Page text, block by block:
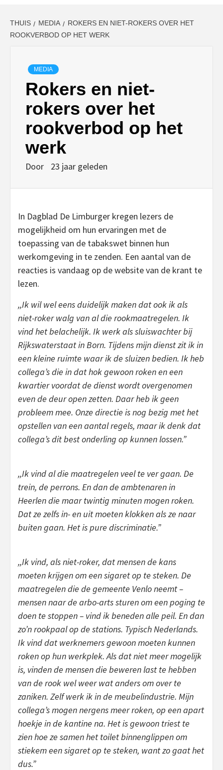
THUIS MEDIA
ROKERS EN NIET-ROKERS OVER HET
ROOKVERBOD OP HET WERK
MEDIA
Rokers en niet-
rokers over het
rookverbod op het
werk
Door 23 jaar geleden
In Dagblad De Limburger kregen lezers de
mogelijkheid om hun ervaringen met de
toepassing van de tabakswet binnen hun
werkomgeving in te zenden. Een aantal van de
reacties is vandaag op de website van de krant te
lezen.
,,Ik wil wel eens duidelijk maken dat ook ik als
niet-roker walg van al die rookmaatregelen. Ik
vind het belachelijk. Ik werk als sluiswachter bij
Rijkswaterstaat in Born. Tijdens mijn dienst zit ik in
een kleine ruimte waar ik de sluizen bedien. Ik heb
collega’s die in dat hok gewoon roken en een
kwartier voordat de dienst wordt overgenomen
even de deur open zetten. Daar heb ik geen
probleem mee. Onze directie is nog bezig met het
opstellen van een aantal regels, maar ik denk dat
collega’s dit best onderling op kunnen lossen.”
,,Ik vind al die maatregelen veel te ver gaan. De
trein, de perrons. En dan de ambtenaren in
Heerlen die maar twintig minuten mogen roken.
Dat ze zelfs in- en uit moeten klokken als ze naar
buiten gaan. Het is pure discriminatie.”
,,Ik vind, als niet-roker, dat mensen de kans
moeten krijgen om een sigaret op te steken. De
maatregelen die de gemeente Venlo neemt –
mensen naar de arbo-arts sturen om een poging te
doen te stoppen – vind ik beneden alle peil. En dan
zo’n rookpaal op de stations. Typisch Nederlands.
Ik vind dat werknemers gewoon moeten kunnen
roken op hun werkplek. Als dat niet meer mogelijk
is, vinden de mensen die beweren last te hebben
van de rook wel weer wat anders om over te
zaniken. Zelf werk ik in de meubelindustrie. Mijn
collega’s mogen nergens meer roken, op een apart
hoekje in de kantine na. Het is gewoon triest te
zien hoe ze samen het toilet binnenglippen om
stiekem een sigaret op te steken, want zo gaat het
dus.”